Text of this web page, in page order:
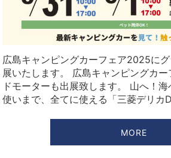
広島キャンピングカーフェア2025に
展いたします。 広島キャンピングカ
ドモーターも出展致します。 山へ！
使いまで、全てに使える「三菱デリ
MORE